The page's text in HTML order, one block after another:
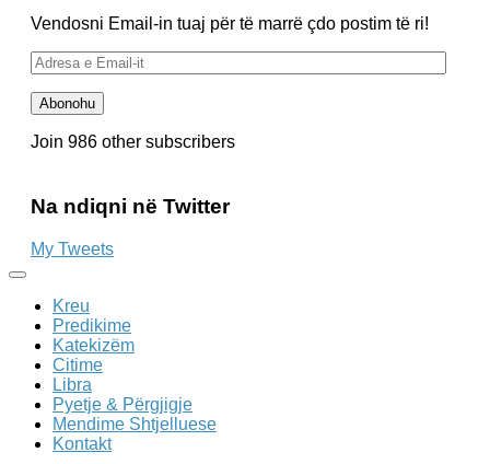
Vendosni Email-in tuaj për të marrë çdo postim të ri!
Adresa
e
Email-
it
Abonohu
Join 986 other subscribers
Na ndiqni në Twitter
My Tweets
Kreu
Predikime
Katekizëm
Citime
Libra
Pyetje & Përgjigje
Mendime Shtjelluese
Kontakt